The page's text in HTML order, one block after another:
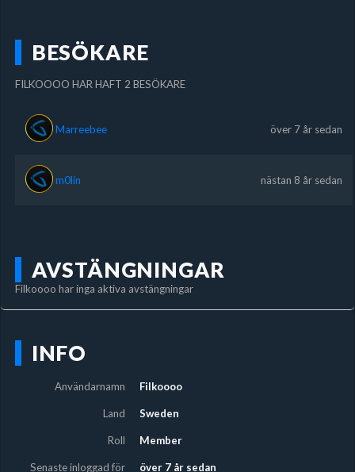
BESÖKARE
FILKOOOO HAR HAFT 2 BESÖKARE
Marreebee över 7 år sedan
m0lin nästan 8 år sedan
AVSTÄNGNINGAR
Filkoooo har inga aktiva avstängningar
INFO
Användarnamn Filkoooo
Land Sweden
Roll Member
Senaste inloggad för över 7 år sedan